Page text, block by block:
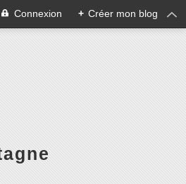
Connexion + Créer mon blog